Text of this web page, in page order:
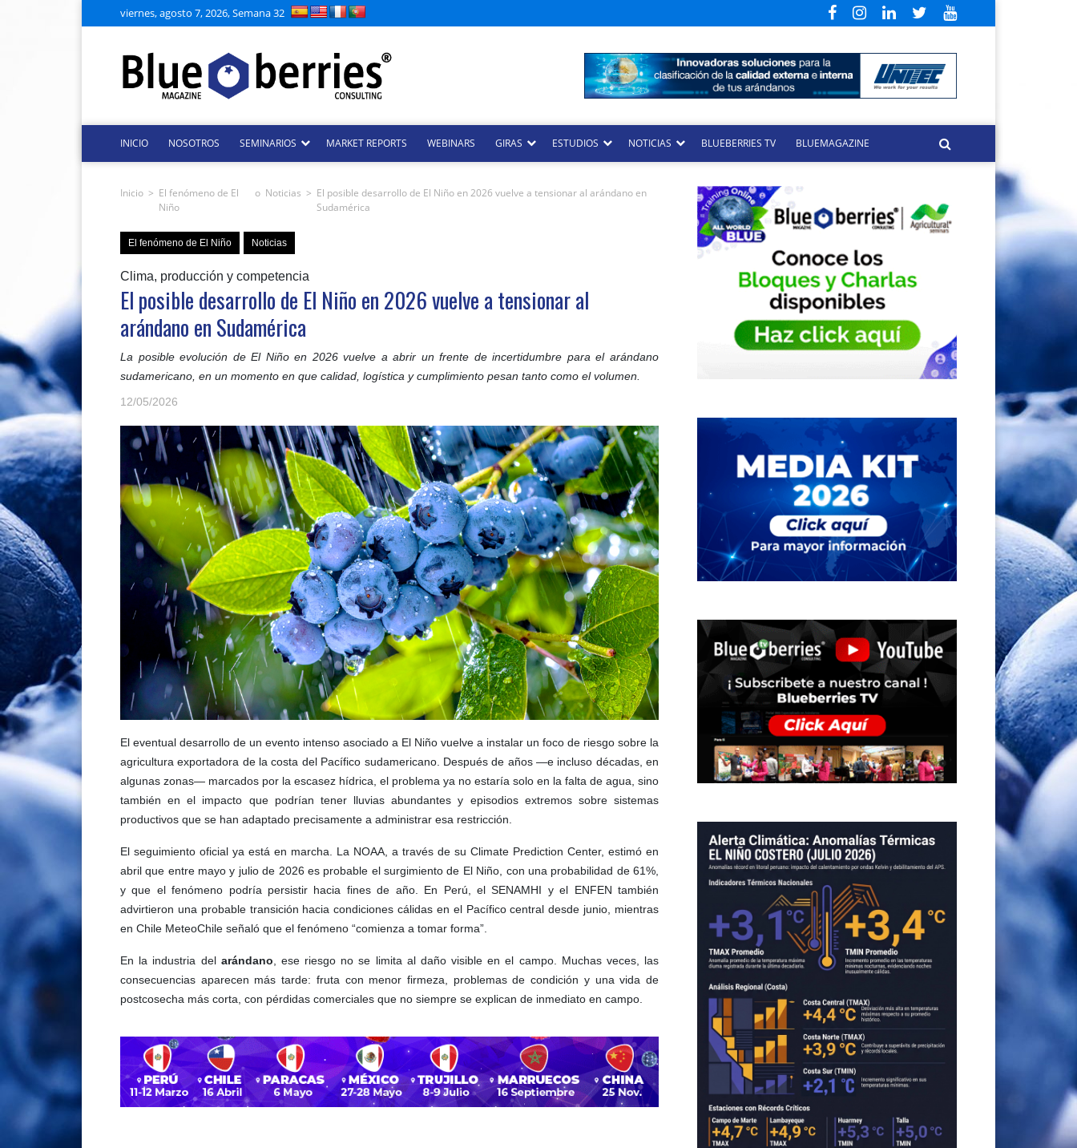
viernes, agosto 7, 2026, Semana 32
INICIO NOSOTROS SEMINARIOS MARKET REPORTS WEBINARS GIRAS ESTUDIOS NOTICIAS BLUEBERRIES TV BLUEMAGAZINE
Inicio > El fenómeno de El
Niño
o Noticias > El posible desarrollo de El Niño en 2026 vuelve a tensionar al arándano en
Sudamérica
El fenómeno de El Niño Noticias
Clima, producción y competencia
El posible desarrollo de El Niño en 2026 vuelve a tensionar al
arándano en Sudamérica
La posible evolución de El Niño en 2026 vuelve a abrir un frente de incertidumbre para el arándano
sudamericano, en un momento en que calidad, logística y cumplimiento pesan tanto como el volumen.
12/05/2026
El eventual desarrollo de un evento intenso asociado a El Niño vuelve a instalar un foco de riesgo sobre la
agricultura exportadora de la costa del Pacífico sudamericano. Después de años —e incluso décadas, en
algunas zonas— marcados por la escasez hídrica, el problema ya no estaría solo en la falta de agua, sino
también en el impacto que podrían tener lluvias abundantes y episodios extremos sobre sistemas
productivos que se han adaptado precisamente a administrar esa restricción.
El seguimiento oficial ya está en marcha. La NOAA, a través de su Climate Prediction Center, estimó en
abril que entre mayo y julio de 2026 es probable el surgimiento de El Niño, con una probabilidad de 61%,
y que el fenómeno podría persistir hacia fines de año. En Perú, el SENAMHI y el ENFEN también
advirtieron una probable transición hacia condiciones cálidas en el Pacífico central desde junio, mientras
en Chile MeteoChile señaló que el fenómeno “comienza a tomar forma”.
En la industria del arándano , ese riesgo no se limita al daño visible en el campo. Muchas veces, las
consecuencias aparecen más tarde: fruta con menor firmeza, problemas de condición y una vida de
postcosecha más corta, con pérdidas comerciales que no siempre se explican de inmediato en campo.